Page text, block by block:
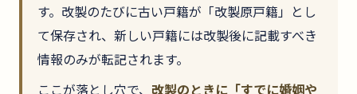
す。改製のたびに古い戸籍が「改製原戸籍」とし
て保存され、新しい戸籍には改製後に記載すべき
情報のみが転記されます。
ここが落とし穴で、 改製のときに「すでに婚姻や